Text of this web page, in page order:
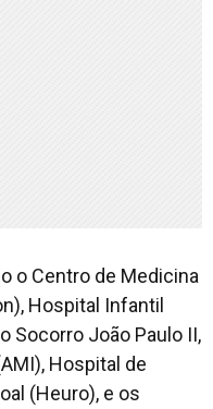
o Centro de Medicina
Hospital Infantil
Socorro João Paulo II,
Hospital de
(Heuro), e os